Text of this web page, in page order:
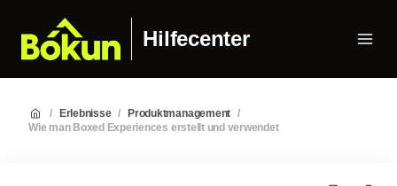
Hilfecenter
/ Erlebnisse / Produktmanagement /
Wie man Boxed Experiences erstellt und verwendet